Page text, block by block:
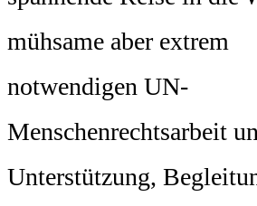
mühsame aber extrem
notwendigen UN-
Menschenrechtsarbeit
Unterstützung,